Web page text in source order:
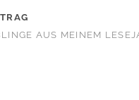
AUS MEINEM